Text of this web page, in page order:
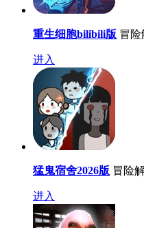
重生细胞bilibili版 冒
进入
猛鬼宿舍2026版 冒险
进入